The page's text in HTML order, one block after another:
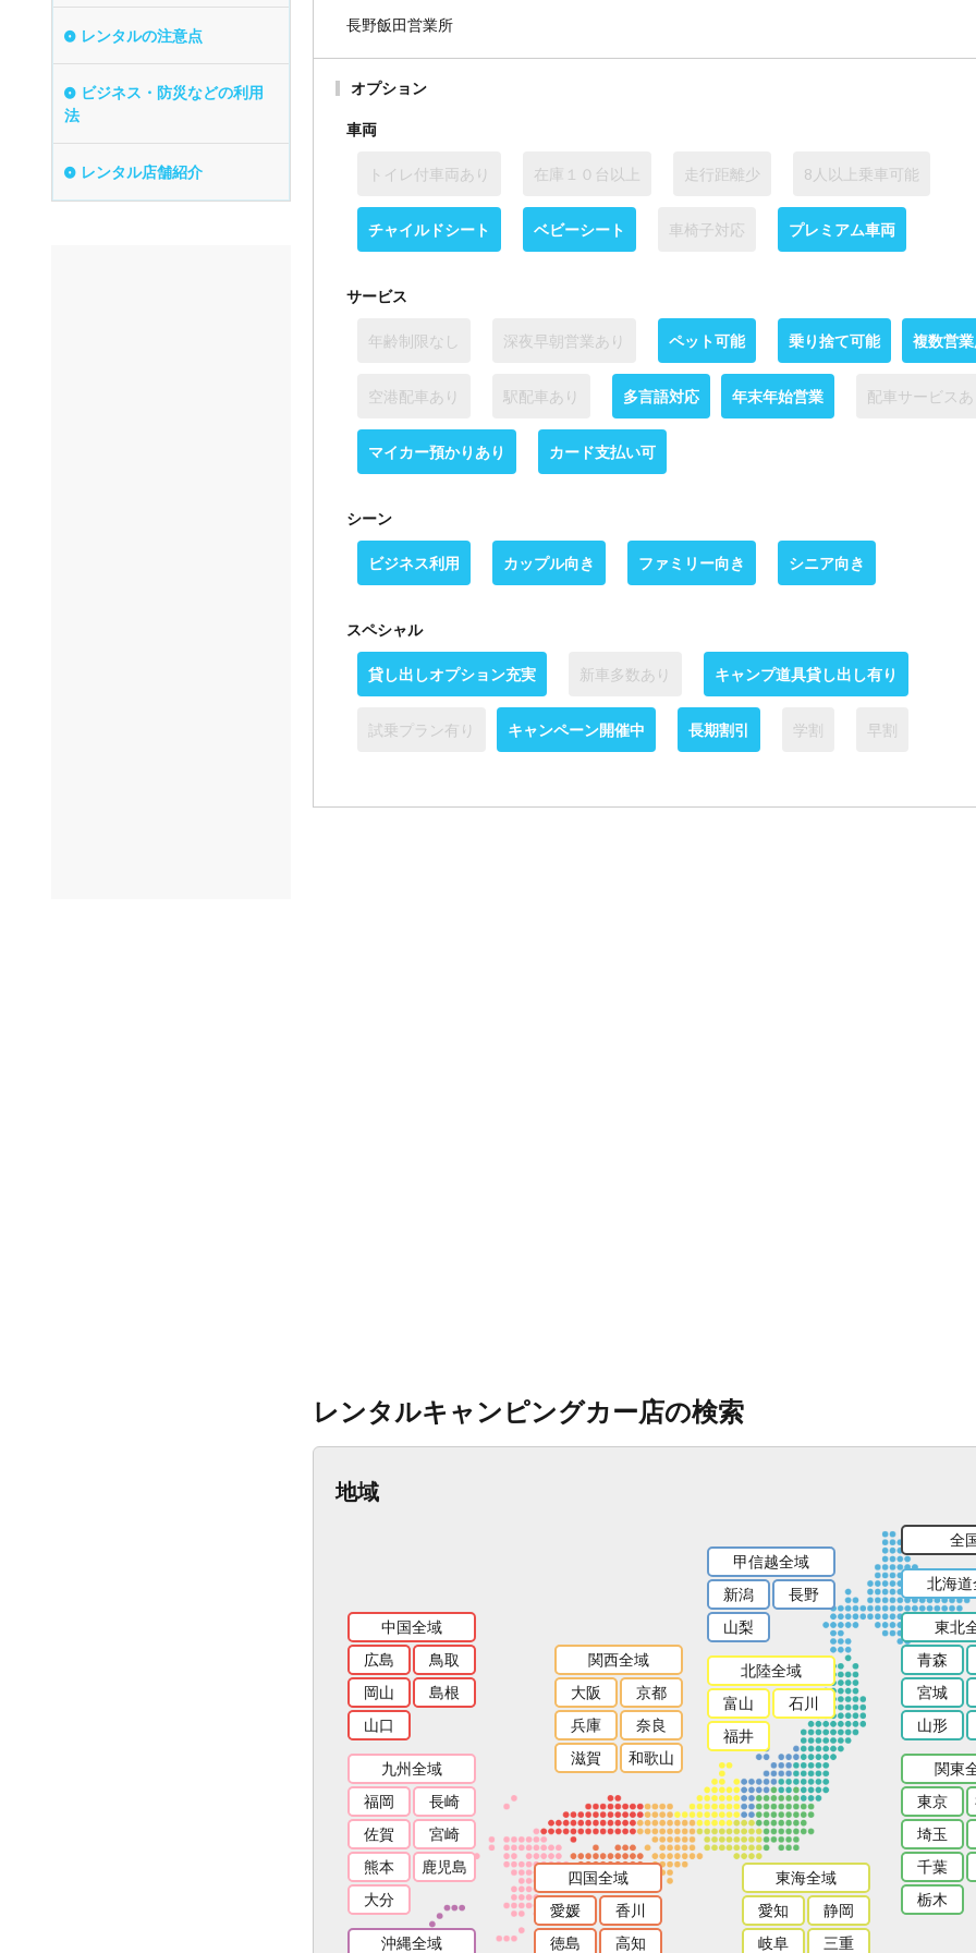
長野飯田営業所
オプション
車両
トイレ付車両あり 在庫１０台以上 走行距離少 8人以上乗車可能
チャイルドシート ベビーシート 車椅子対応 プレミアム車両
サービス
年齢制限なし 深夜早朝営業あり ペット可能 乗り捨て可能 複数営
空港配車あり 駅配車あり 多言語対応 年末年始営業 配車サービス
マイカー預かりあり カード支払い可
シーン
ビジネス利用 カップル向き ファミリー向き シニア向き
スペシャル
貸し出しオプション充実 新車多数あり キャンプ道具貸し出し有り
試乗プラン有り キャンペーン開催中 長期割引 学割 早割
レンタルキャンピングカー店の検索
地域
全
北海
東北
青森
宮城
山形
関東
東京
埼玉
千葉
栃木
甲信越全域
新潟
長野
山梨
北陸全域
富山
石川
福井
東海全域
愛知
静岡
岐阜
三重
関西全域
大阪
京都
兵庫
奈良
滋賀
和歌山
中国全域
広島
鳥取
岡山
島根
山口
四国全域
愛媛
香川
徳島
高知
九州全域
福岡
長崎
佐賀
宮崎
熊本
鹿児島
大分
沖縄全域
レンタルの注意点
ビジネス・防災などの利用
法
レンタル店舗紹介